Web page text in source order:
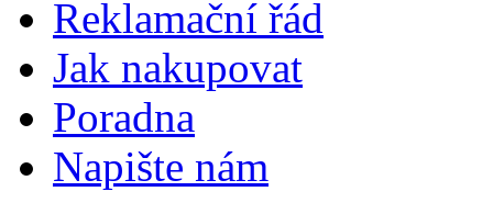
Reklamační řád
Jak nakupovat
Poradna
Napište nám